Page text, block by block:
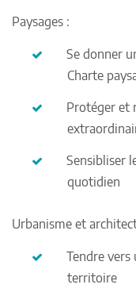
Paysages :
Se donner
Charte
Protéger et
Sensibliser
quotidien
Urbanisme et
Tendre
territoire